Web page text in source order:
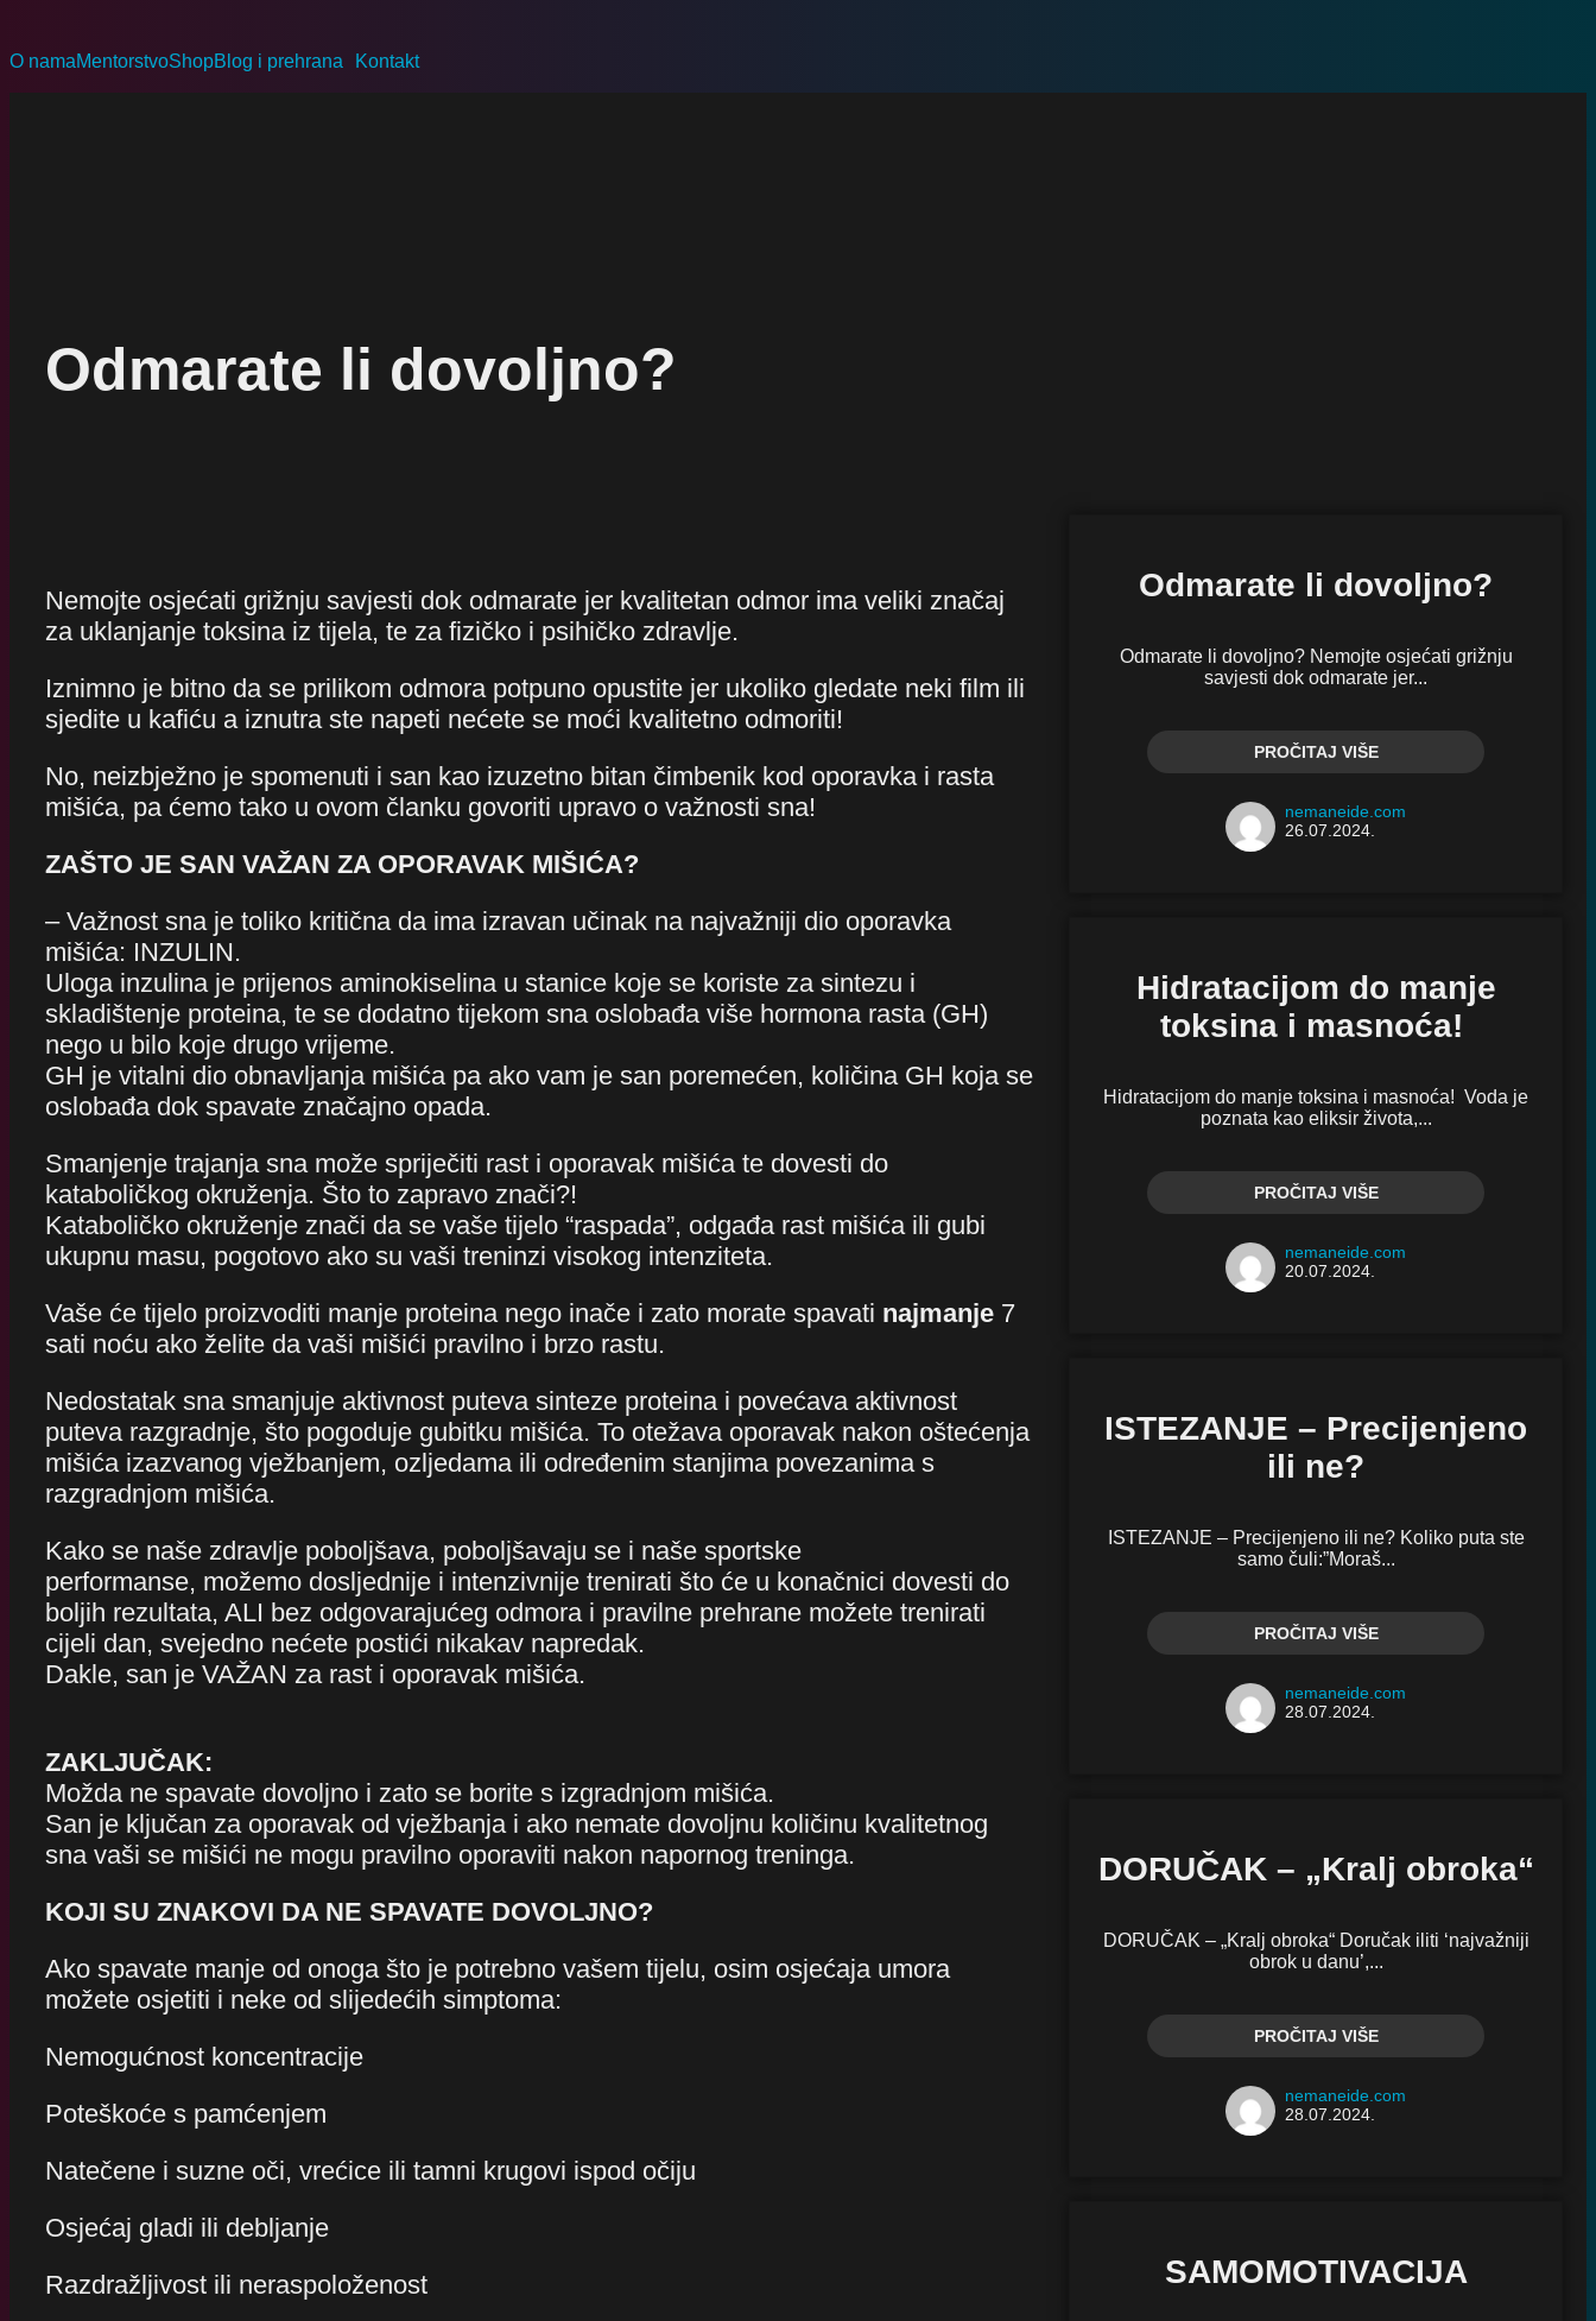
O namaMentorstvoShopBlog i prehrana Kontakt
Odmarate li dovoljno?
Nemojte osjećati grižnju savjesti dok odmarate jer kvalitetan odmor ima veliki značaj
za uklanjanje toksina iz tijela, te za fizičko i psihičko zdravlje.
Iznimno je bitno da se prilikom odmora potpuno opustite jer ukoliko gledate neki film ili
sjedite u kafiću a iznutra ste napeti nećete se moći kvalitetno odmoriti!
No, neizbježno je spomenuti i san kao izuzetno bitan čimbenik kod oporavka i rasta
mišića, pa ćemo tako u ovom članku govoriti upravo o važnosti sna!
ZAŠTO JE SAN VAŽAN ZA OPORAVAK MIŠIĆA?
– Važnost sna je toliko kritična da ima izravan učinak na najvažniji dio oporavka
mišića: INZULIN.
Uloga inzulina je prijenos aminokiselina u stanice koje se koriste za sintezu i
skladištenje proteina, te se dodatno tijekom sna oslobađa više hormona rasta (GH)
nego u bilo koje drugo vrijeme.
GH je vitalni dio obnavljanja mišića pa ako vam je san poremećen, količina GH koja se
oslobađa dok spavate značajno opada.
Smanjenje trajanja sna može spriječiti rast i oporavak mišića te dovesti do
kataboličkog okruženja. Što to zapravo znači?!
Kataboličko okruženje znači da se vaše tijelo “raspada”, odgađa rast mišića ili gubi
ukupnu masu, pogotovo ako su vaši treninzi visokog intenziteta.
Vaše će tijelo proizvoditi manje proteina nego inače i zato morate spavati najmanje 7
sati noću ako želite da vaši mišići pravilno i brzo rastu.
Nedostatak sna smanjuje aktivnost puteva sinteze proteina i povećava aktivnost
puteva razgradnje, što pogoduje gubitku mišića. To otežava oporavak nakon oštećenja
mišića izazvanog vježbanjem, ozljedama ili određenim stanjima povezanima s
razgradnjom mišića.
Kako se naše zdravlje poboljšava, poboljšavaju se i naše sportske
performanse, možemo dosljednije i intenzivnije trenirati što će u konačnici dovesti do
boljih rezultata, ALI bez odgovarajućeg odmora i pravilne prehrane možete trenirati
cijeli dan, svejedno nećete postići nikakav napredak.
Dakle, san je VAŽAN za rast i oporavak mišića.
ZAKLJUČAK:
Možda ne spavate dovoljno i zato se borite s izgradnjom mišića.
San je ključan za oporavak od vježbanja i ako nemate dovoljnu količinu kvalitetnog
sna vaši se mišići ne mogu pravilno oporaviti nakon napornog treninga.
KOJI SU ZNAKOVI DA NE SPAVATE DOVOLJNO?
Ako spavate manje od onoga što je potrebno vašem tijelu, osim osjećaja umora
možete osjetiti i neke od slijedećih simptoma:
Nemogućnost koncentracije
Poteškoće s pamćenjem
Natečene i suzne oči, vrećice ili tamni krugovi ispod očiju
Osjećaj gladi ili debljanje
Razdražljivost ili neraspoloženost
Odmarate li dovoljno?
Odmarate li dovoljno? Nemojte osjećati grižnju
savjesti dok odmarate jer...
PROČITAJ VIŠE
nemaneide.com
26.07.2024.
Hidratacijom do manje
toksina i masnoća!
Hidratacijom do manje toksina i masnoća! Voda je
poznata kao eliksir života,...
PROČITAJ VIŠE
nemaneide.com
20.07.2024.
ISTEZANJE – Precijenjeno
ili ne?
ISTEZANJE – Precijenjeno ili ne? Koliko puta ste
samo čuli:”Moraš...
PROČITAJ VIŠE
nemaneide.com
28.07.2024.
DORUČAK – „Kralj obroka“
DORUČAK – „Kralj obroka“ Doručak iliti ‘najvažniji
obrok u danu’,...
PROČITAJ VIŠE
nemaneide.com
28.07.2024.
SAMOMOTIVACIJA